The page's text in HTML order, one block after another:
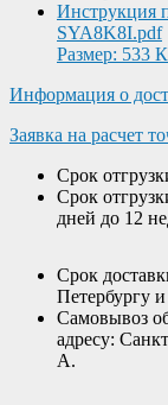
Инструкция
SYA8K8I.pdf
Размер: 533
Информация о
Заявка на расчет
Срок
Срок
дней до 12
Срок
Петербургу
Самовывоз
адресу:
А.